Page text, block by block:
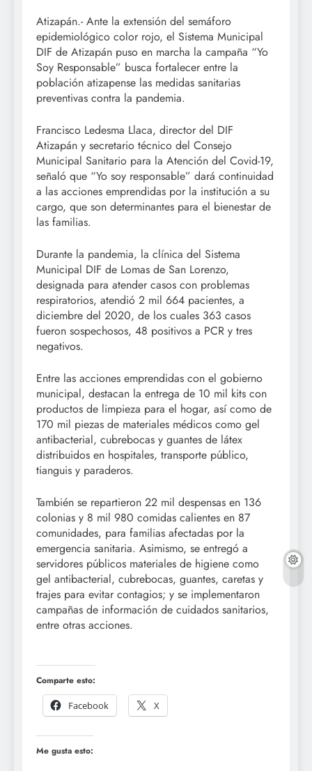
Atizapán.- Ante la extensión del semáforo
epidemiológico color rojo, el Sistema Municipal
DIF de Atizapán puso en marcha la campaña “Yo
Soy Responsable” busca fortalecer entre la
población atizapense las medidas sanitarias
preventivas contra la pandemia.
Francisco Ledesma Llaca, director del DIF
Atizapán y secretario técnico del Consejo
Municipal Sanitario para la Atención del Covid-19,
señaló que “Yo soy responsable” dará continuidad
a las acciones emprendidas por la institución a su
cargo, que son determinantes para el bienestar de
las familias.
Durante la pandemia, la clínica del Sistema
Municipal DIF de Lomas de San Lorenzo,
designada para atender casos con problemas
respiratorios, atendió 2 mil 664 pacientes, a
diciembre del 2020, de los cuales 363 casos
fueron sospechosos, 48 positivos a PCR y tres
negativos.
Entre las acciones emprendidas con el gobierno
municipal, destacan la entrega de 10 mil kits con
productos de limpieza para el hogar, así como de
170 mil piezas de materiales médicos como gel
antibacterial, cubrebocas y guantes de látex
distribuidos en hospitales, transporte público,
tianguis y paraderos.
También se repartieron 22 mil despensas en 136
colonias y 8 mil 980 comidas calientes en 87
comunidades, para familias afectadas por la
emergencia sanitaria. Asimismo, se entregó a
servidores públicos materiales de higiene como
gel antibacterial, cubrebocas, guantes, caretas y
trajes para evitar contagios; y se implementaron
campañas de información de cuidados sanitarios,
entre otras acciones.
Comparte esto:
Facebook
X
Me gusta esto: